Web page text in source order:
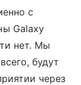
с
Galaxy
нет. Мы
будут
через